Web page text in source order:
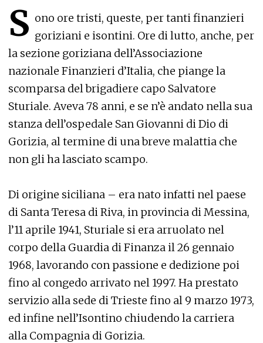
S ono ore tristi, queste, per tanti finanzieri
goriziani e isontini. Ore di lutto, anche, per
la sezione goriziana dell’Associazione
nazionale Finanzieri d’Italia, che piange la
scomparsa del brigadiere capo Salvatore
Sturiale. Aveva 78 anni, e se n’è andato nella sua
stanza dell’ospedale San Giovanni di Dio di
Gorizia, al termine di una breve malattia che
non gli ha lasciato scampo.
Di origine siciliana – era nato infatti nel paese
di Santa Teresa di Riva, in provincia di Messina,
l’11 aprile 1941, Sturiale si era arruolato nel
corpo della Guardia di Finanza il 26 gennaio
1968, lavorando con passione e dedizione poi
fino al congedo arrivato nel 1997. Ha prestato
servizio alla sede di Trieste fino al 9 marzo 1973,
ed infine nell’Isontino chiudendo la carriera
alla Compagnia di Gorizia.